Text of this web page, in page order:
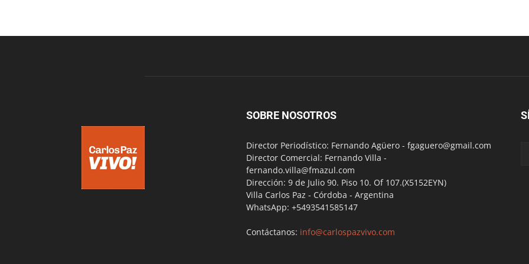
SOBRE NOSOTROS
Director Periodístico: Fernando Agüero - fgaguero@gmail.com
Director Comercial: Fernando Villa -
fernando.villa@fmazul.com
Dirección: 9 de Julio 90. Piso 10. Of 107.(X5152EYN)
Villa Carlos Paz - Córdoba - Argentina
WhatsApp: +5493541585147
Contáctanos: info@carlospazvivo.com